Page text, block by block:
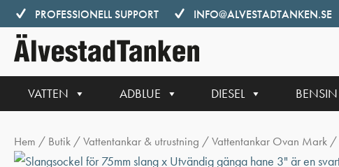
Hoppa
till
innehåll
PROFESSIONELL SUPPORT INFO@ALVESTADTANKEN.SE
VATTEN ADBLUE DIESEL BENSIN
Hem / Butik /Vattentankar & utrustning /Vattentankar Ovan Mark /